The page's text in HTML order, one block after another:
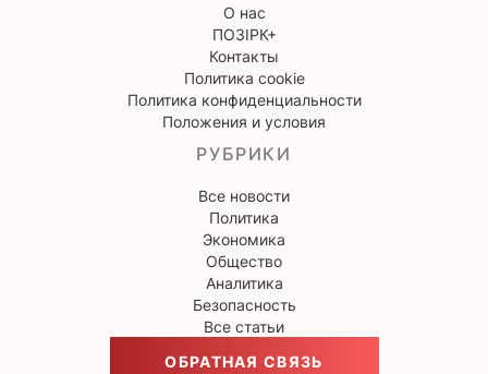
О нас
ПОЗІРК+
Контакты
Политика cookie
Политика конфиденциальности
Положения и условия
РУБРИКИ
Все новости
Политика
Экономика
Общество
Аналитика
Безопасность
Все статьи
ОБРАТНАЯ СВЯЗЬ